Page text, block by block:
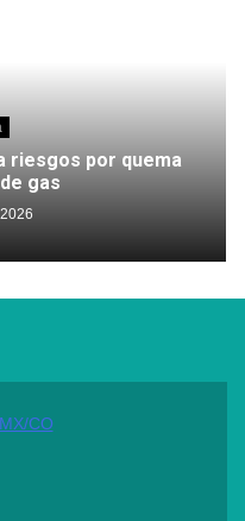
riesgos por quema
gas